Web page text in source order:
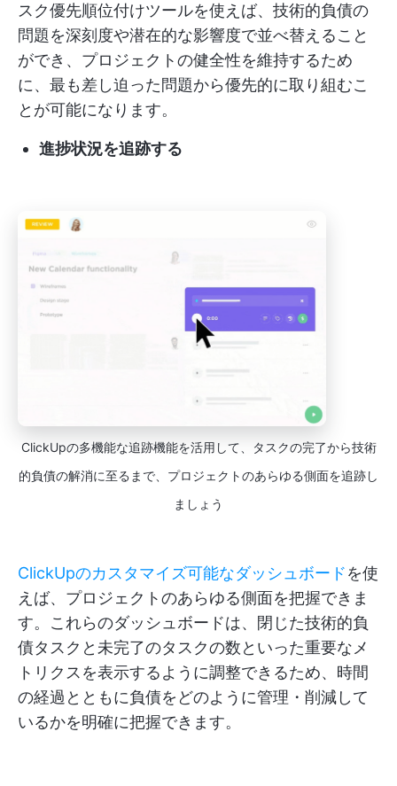
スク優先順位付けツールを使えば、技術的負債の
問題を深刻度や潜在的な影響度で並べ替えること
ができ、プロジェクトの健全性を維持するため
に、最も差し迫った問題から優先的に取り組むこ
とが可能になります。
進捗状況を追跡する
ClickUpの多機能な追跡機能を活用して、タスクの完了から技術
的負債の解消に至るまで、プロジェクトのあらゆる側面を追跡し
ましょう
ClickUpのカスタマイズ可能なダッシュボードを使
えば、プロジェクトのあらゆる側面を把握できま
す。これらのダッシュボードは、閉じた技術的負
債タスクと未完了のタスクの数といった重要なメ
トリクスを表示するように調整できるため、時間
の経過とともに負債をどのように管理・削減して
いるかを明確に把握できます。